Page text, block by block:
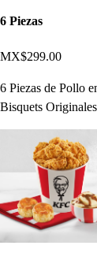
6 Piezas
MX$299.00
6 Piezas de Pollo
Bisquets Originales